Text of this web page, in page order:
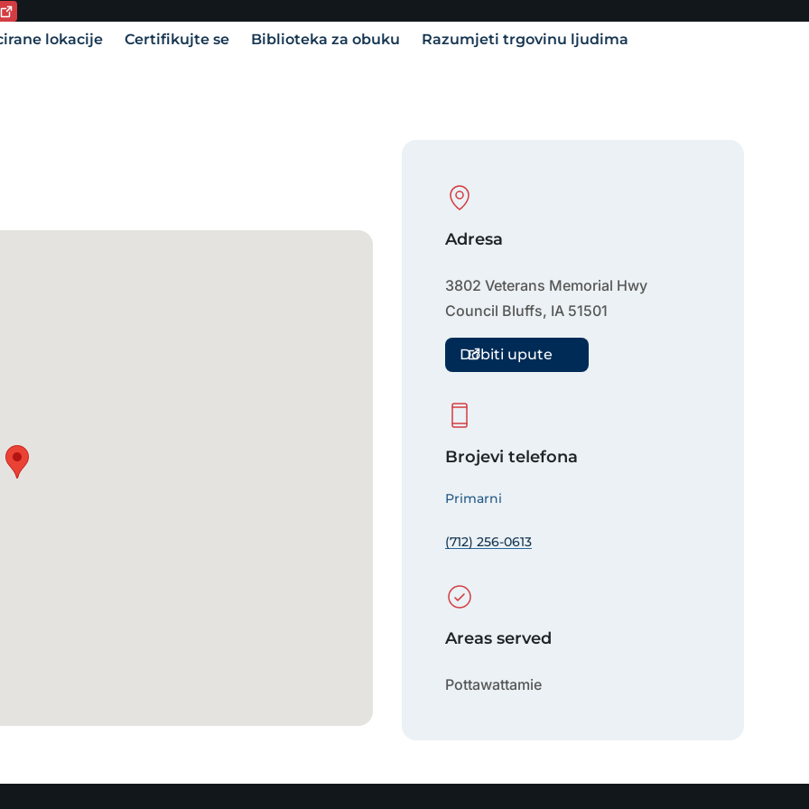
jezik:
lokacije Certifikujte se Biblioteka za obuku Razumjeti trgovinu ljudima
Physical Location
Adresa
3802 Veterans Memorial Hwy
Council Bluffs, IA 51501
Dobiti upute
Brojevi telefona
Primarni
(712) 256-0613
Areas served
Pottawattamie